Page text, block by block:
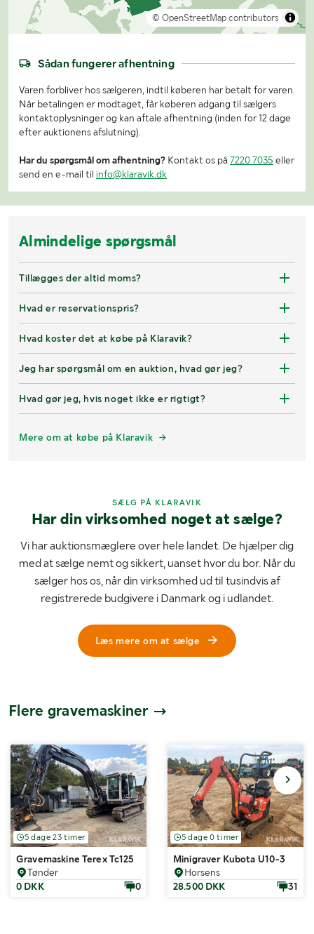
© OpenStreetMap contributors
Sådan fungerer afhentning
Varen forbliver hos sælgeren, indtil køberen har betalt for varen.
Når betalingen er modtaget, får køberen adgang til sælgers
kontaktoplysninger og kan aftale afhentning (inden for 12 dage
efter auktionens afslutning).
Har du spørgsmål om afhentning? Kontakt os på 7220 7035 eller
send en e-mail til info@klaravik.dk
Almindelige spørgsmål
Tillægges der altid moms?
Hvad er reservationspris?
Hvad koster det at købe på Klaravik?
Jeg har spørgsmål om en auktion, hvad gør jeg?
Hvad gør jeg, hvis noget ikke er rigtigt?
Mere om at købe på Klaravik
SÆLG PÅ KLARAVIK
Har din virksomhed noget at sælge?
Vi har auktionsmæglere over hele landet. De hjælper dig
med at sælge nemt og sikkert, uanset hvor du bor. Når du
sælger hos os, når din virksomhed ud til tusindvis af
registrerede budgivere i Danmark og i udlandet.
Læs mere om at sælge
Flere gravemaskiner
5 dage 23 timer
Gravemaskine Terex Tc125
Tønder
0 DKK
0
5 dage 0 timer
Minigraver Kubota U10-3
Horsens
28.500 DKK
31